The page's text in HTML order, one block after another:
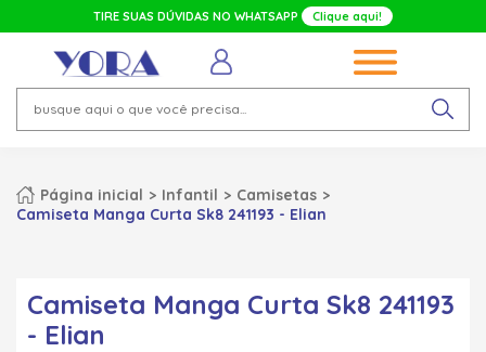
TIRE SUAS DÚVIDAS NO WHATSAPP Clique aqui!
Página inicial Infantil
Camisetas
Camiseta Manga Curta Sk8 241193 - Elian
Camiseta Manga Curta Sk8 241193
- Elian